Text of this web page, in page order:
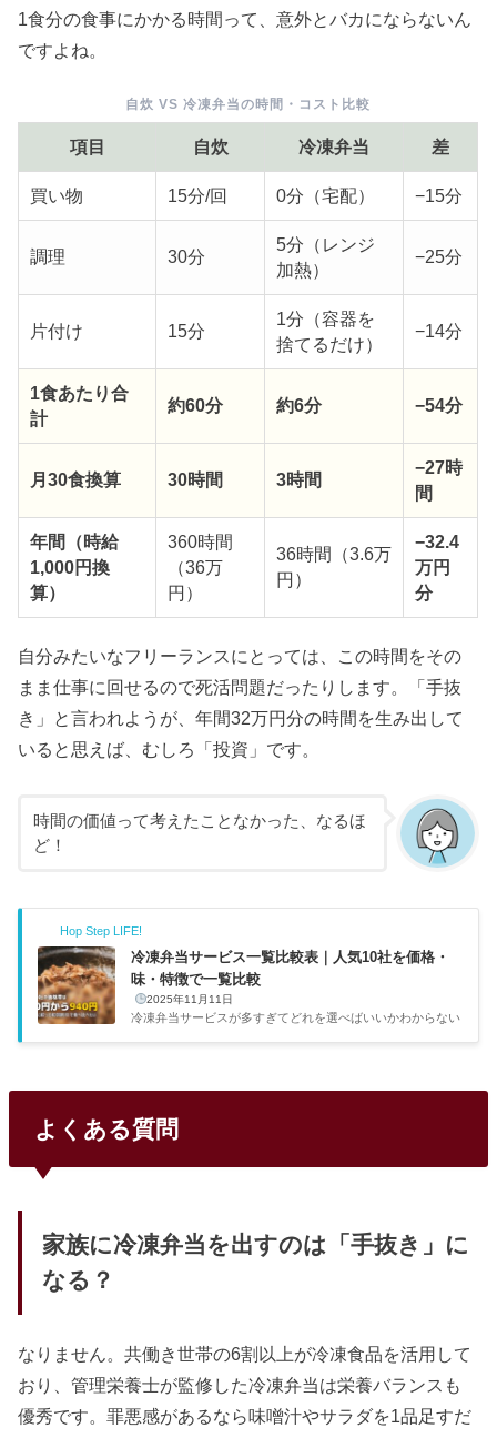
1食分の食事にかかる時間って、意外とバカにならないん
ですよね。
自炊 VS 冷凍弁当の時間・コスト比較
項目 自炊 冷凍弁当 差
買い物 15分/回 0分（宅配） −15分
調理 30分
5分（レンジ
加熱）
−25分
片付け 15分
1分（容器を
捨てるだけ）
−14分
1食あたり合
計
約60分 約6分 −54分
月30食換算 30時間 3時間
−27時
間
年間（時給
1,000円換
算）
360時間
（36万
円）
36時間（3.6万
円）
−32.4
万円
分
自分みたいなフリーランスにとっては、この時間をその
まま仕事に回せるので死活問題だったりします。「手抜
き」と言われようが、年間32万円分の時間を生み出して
いると思えば、むしろ「投資」です。
時間の価値って考えたことなかった、なるほ
ど！
Hop Step LIFE!
冷凍弁当サービス一覧比較表｜人気10社を価格・
味・特徴で一覧比較
2025年11月11日
冷凍弁当サービスが多すぎてどれを選べばいいかわからない
合った2〜3社に絞って初回割引で食べ比べるのが、一番確実
早見比較10社の中でも利用者数が多く、初めての人に選ばれ
oshが一歩リードしている。サービス1食あたり送料メニュ
よくある質問
家族に冷凍弁当を出すのは「手抜き」に
なる？
なりません。共働き世帯の6割以上が冷凍食品を活用して
おり、管理栄養士が監修した冷凍弁当は栄養バランスも
優秀です。罪悪感があるなら味噌汁やサラダを1品足すだ